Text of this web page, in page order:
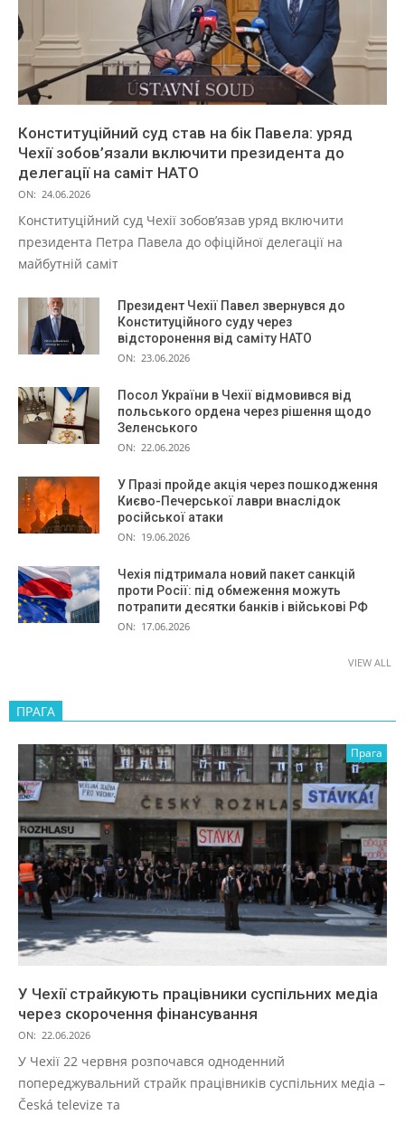
Конституційний суд став на бік Павела: уряд
Чехії зобов’язали включити президента до
делегації на саміт НАТО
ON: 24.06.2026
Конституційний суд Чехії зобов’язав уряд включити
президента Петра Павела до офіційної делегації на
майбутній саміт
Президент Чехії Павел звернувся до
Конституційного суду через
відсторонення від саміту НАТО
ON: 23.06.2026
Посол України в Чехії відмовився від
польського ордена через рішення щодо
Зеленського
ON: 22.06.2026
У Празі пройде акція через пошкодження
Києво-Печерської лаври внаслідок
російської атаки
ON: 19.06.2026
Чехія підтримала новий пакет санкцій
проти Росії: під обмеження можуть
потрапити десятки банків і військові РФ
ON: 17.06.2026
VIEW ALL
ПРАГА
Прага
У Чехії страйкують працівники суспільних медіа
через скорочення фінансування
ON: 22.06.2026
У Чехії 22 червня розпочався одноденний
попереджувальний страйк працівників суспільних медіа –
Česká televize та